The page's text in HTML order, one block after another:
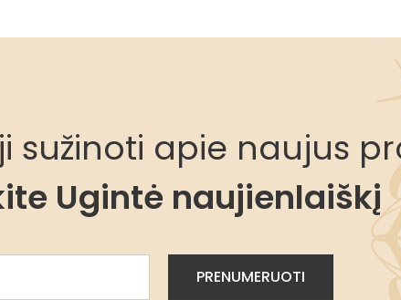
sužinoti apie naujus
Ugintė naujienlaiškį